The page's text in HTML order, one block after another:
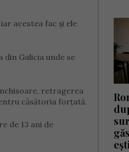
acestea fac și ele
din Galicia unde se
retragerea
căsătoria forțată.
de 13 ani de